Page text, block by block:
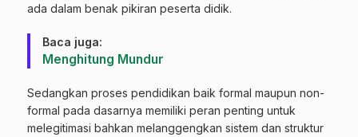
ada dalam benak pikiran peserta didik.
Baca juga:
Menghitung Mundur
Sedangkan proses pendidikan baik formal maupun non-
formal pada dasarnya memiliki peran penting untuk
melegitimasi bahkan melanggengkan sistem dan struktur